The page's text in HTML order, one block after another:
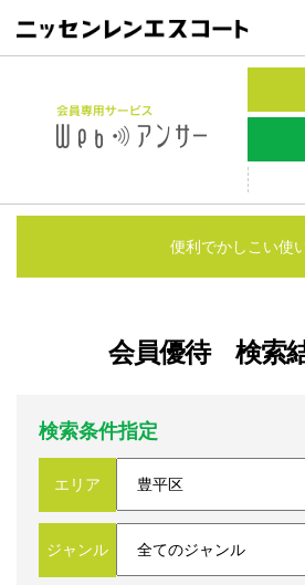
カードをつかう
NSポイント
キャンペーン
サービス
加盟店のみなさま
便利でかしこい使
会員優待 検索
検索条件指定
エリア
ジャンル